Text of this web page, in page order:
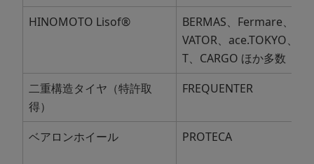
HINOMOTO Lisof®
BERMAS、Fermare、
VATOR、ace.TOKYO、
T、CARGO ほか多数
二重構造タイヤ（特許取
得）
FREQUENTER
ベアロンホイール PROTECA